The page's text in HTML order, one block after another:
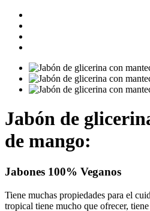
Jabón de
de mango:
Jabones 100% Veganos
Tiene muchas propiedades para el
tropical tiene mucho que ofrecer,